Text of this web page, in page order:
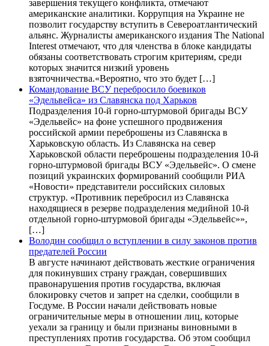
завершения текущего конфликта, отмечают
американские аналитики. Коррупция на Украине не
позволит государству вступить в Североатлантический
альянс. Журналисты американского издания The National
Interest отмечают, что для членства в блоке кандидаты
обязаны соответствовать строгим критериям, среди
которых значится низкий уровень
взяточничества.«Вероятно, что это будет […]
Командование ВСУ перебросило боевиков
«Эдельвейса» из Славянска под Харьков
Подразделения 10-й горно-штурмовой бригады ВСУ
«Эдельвейс» на фоне успешного продвижения
российской армии переброшены из Славянска в
Харьковскую область. Из Славянска на север
Харьковской области переброшены подразделения 10-й
горно-штурмовой бригады ВСУ «Эдельвейс». О смене
позиций украинских формирований сообщили РИА
«Новости» представители российских силовых
структур. «Противник перебросил из Славянска
находящиеся в резерве подразделения медийной 10-й
отдельной горно-штурмовой бригады «Эдельвейс»»,
[…]
Володин сообщил о вступлении в силу законов против
предателей России
В августе начинают действовать жесткие ограничения
для покинувших страну граждан, совершивших
правонарушения против государства, включая
блокировку счетов и запрет на сделки, сообщили в
Госдуме. В России начали действовать новые
ограничительные меры в отношении лиц, которые
уехали за границу и были признаны виновными в
преступлениях против государства. Об этом сообщил